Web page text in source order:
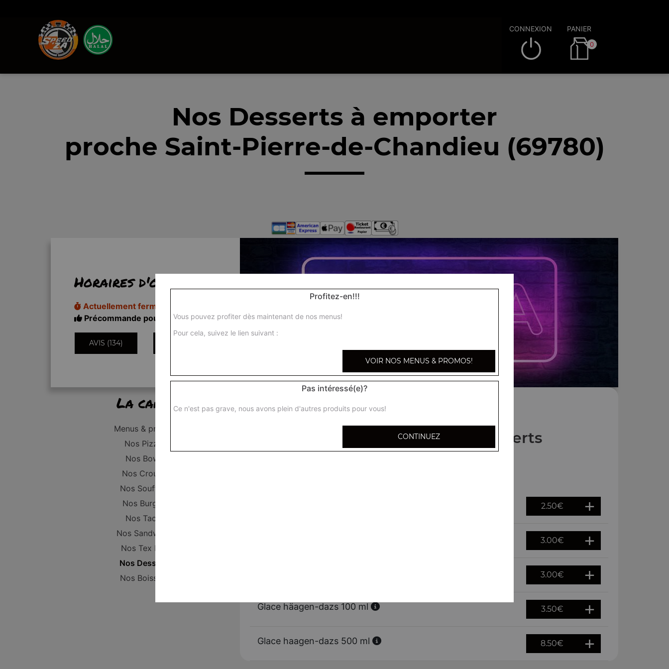
CONNEXION PANIER
0
Nos Desserts à emporter
proche Saint-Pierre-de-Chandieu (69780)
Horaires d'ouverture
Actuellement fermé
Précommande pour 17h20
AVIS (134)
La carte
Menus & promos
Nos Pizzas
Nos Bowls
Nos Crousty
Nos Soufflets
Nos Burgers
Nos Tacos
Nos Sandwichs
Nos Tex Mex
Nos Desserts
Nos Boissons
Nos Desserts
2.50€
3.00€
3.00€
Glace häagen-dazs 100 ml 3.50€
Glace haagen-dazs 500 ml 8.50€
Profitez-en!!!
Vous pouvez profiter dès maintenant de nos menus!
Pour cela, suivez le lien suivant :
VOIR NOS MENUS & PROMOS!
Pas intéressé(e)?
Ce n'est pas grave, nous avons plein d'autres produits pour vous!
CONTINUEZ